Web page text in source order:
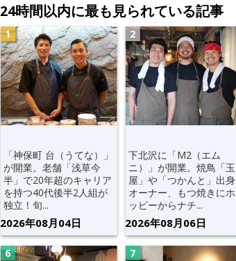
24時間以内に最も見られている記事
「神保町 台（うてな）」
が開業。老舗「浅草今
半」で20年超のキャリア
を持つ40代後半2人組が
独立！旬...
2026年08月04日
下北沢に「M2（エム
ニ）」が開業。焼鳥「玉
屋」や「つかんと」出身
オーナー、もつ焼きにホ
ッピーからナチ...
2026年08月06日